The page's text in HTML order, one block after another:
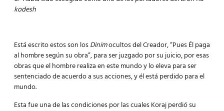
kodesh
Está escrito estos son losDinimocultos del Creador, “Pues Él paga
al hombre según su obra”, para ser juzgado por su juicio, por esas
obras que el hombre realiza en este mundo y lo eleva para ser
sentenciado de acuerdo a sus acciones, y él está perdido para el
mundo.
Esta fue una de las condiciones por las cuales Koraj perdió su